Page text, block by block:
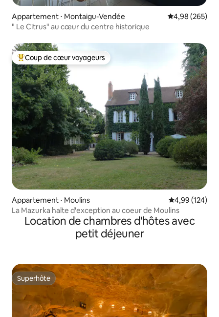
Appartement ⋅ Montaigu-Vendée Évaluation
4,98 (265)
" Le Citrus" au cœur du centre historique
Coups de cœur voyageurs les plus appréciés
Coup de cœur voyageurs
Appartement ⋅ Moulins Évaluation
4,99 (124)
La Mazurka halte d'exception au coeur de Moulins
Location de chambres d'hôtes avec
petit déjeuner
Superhôte
Superhôte